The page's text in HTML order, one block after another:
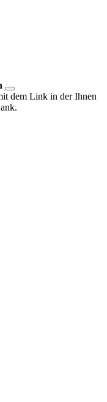
dem Link in der Ihnen